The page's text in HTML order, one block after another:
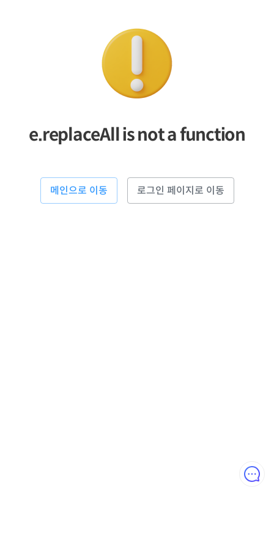
e.replaceAll is not a function
메인으로 이동 로그인 페이지로 이동